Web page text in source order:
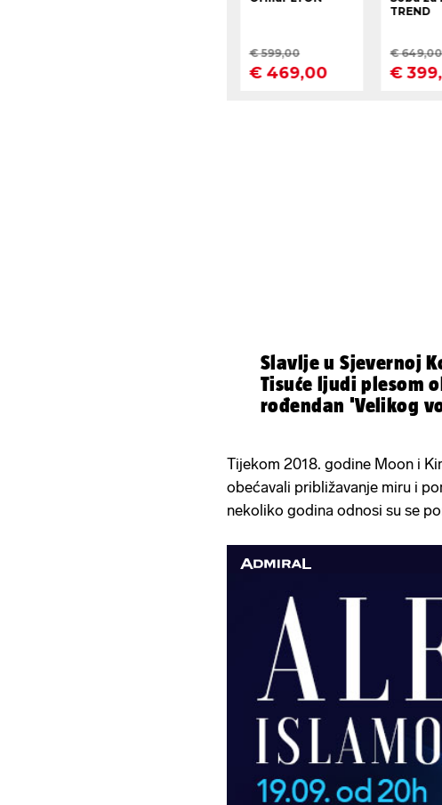
Slavlje u Sjevernoj
Tisuće ljudi plesom
rođendan 'Velikog
Tijekom 2018. godine Moon i
obećavali približavanje miru i
nekoliko godina odnosi su se